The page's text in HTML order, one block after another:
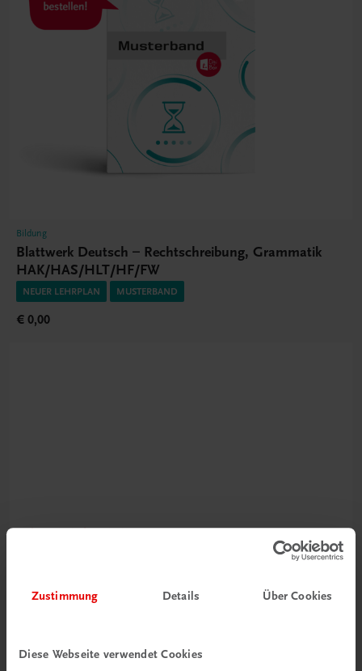
Zustimmung Details Über Cookies
Diese Webseite verwendet Cookies
Bildung
Blattwerk Deutsch – Rechtschreibung, Grammatik
HAK/HAS/HLT/HF/FW
NEUER LEHRPLAN MUSTERBAND
€ 0,00
Durchblick behalten
Musterbände bestellen